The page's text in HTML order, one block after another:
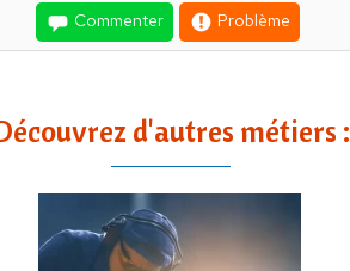
Commenter Problème
d'autres métiers :